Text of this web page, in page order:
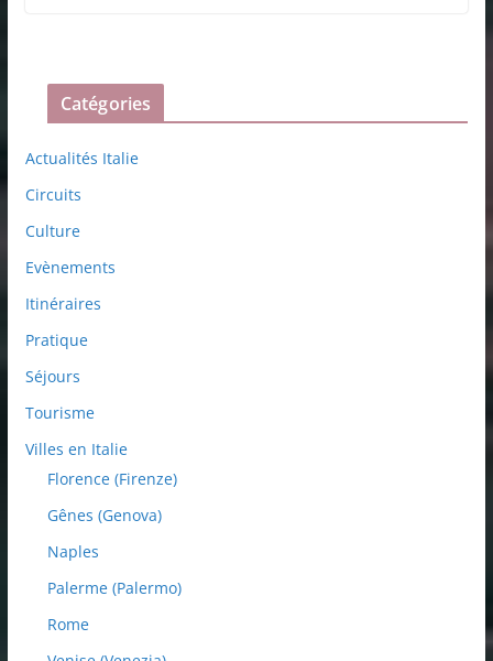
Catégories
Actualités Italie
Circuits
Culture
Evènements
Itinéraires
Pratique
Séjours
Tourisme
Villes en Italie
Florence (Firenze)
Gênes (Genova)
Naples
Palerme (Palermo)
Rome